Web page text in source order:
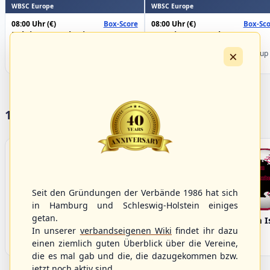
WBSC Europe
08:00 Uhr(€) Box-Score
Belgium vs. Ukraine
WBSC Europe
08:00 Uhr(€) Box-
Croatia vs. Israel
Championship B Pool 2026 - Group
17 Vereine im S/HBV
Bargenstedt
Beavers
Fehmarn
×
Seit den Gründungen der Verbände 1986 hat sich
in Hamburg und Schleswig-Holstein einiges
getan.
In unserer verbandseigenen Wiki findet ihr dazu
einen ziemlich guten Überblick über die Vereine,
die es mal gab und die, die dazugekommen bzw.